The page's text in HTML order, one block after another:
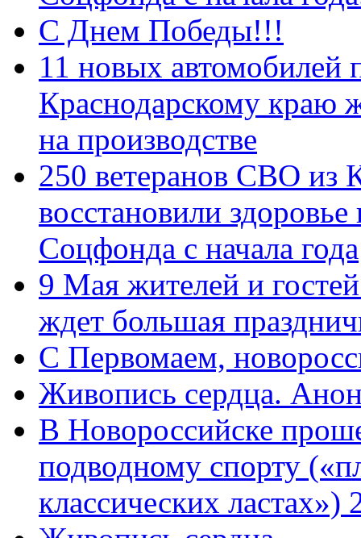
С Днем Победы!!!
11 новых автомобилей
Краснодарскому краю
на производстве
250 ветеранов СВО из
восстановили
Соцфонда с начала года
9 Мая жителей и
ждет большая
C Первомаем,
Живопись сердца.
В Новороссийске
подводному спорту
классических